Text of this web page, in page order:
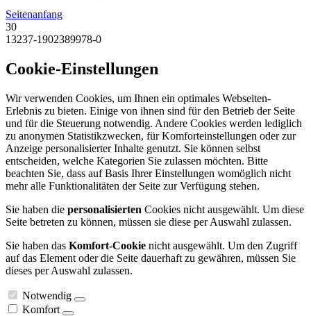
Seitenanfang
30
13237-1902389978-0
Cookie-Einstellungen
Wir verwenden Cookies, um Ihnen ein optimales Webseiten-
Erlebnis zu bieten. Einige von ihnen sind für den Betrieb der Seite
und für die Steuerung notwendig. Andere Cookies werden lediglich
zu anonymen Statistikzwecken, für Komforteinstellungen oder zur
Anzeige personalisierter Inhalte genutzt. Sie können selbst
entscheiden, welche Kategorien Sie zulassen möchten. Bitte
beachten Sie, dass auf Basis Ihrer Einstellungen womöglich nicht
mehr alle Funktionalitäten der Seite zur Verfügung stehen.
Sie haben die personalisierten Cookies nicht ausgewählt. Um diese
Seite betreten zu können, müssen sie diese per Auswahl zulassen.
Sie haben das Komfort-Cookie nicht ausgewählt. Um den Zugriff
auf das Element oder die Seite dauerhaft zu gewähren, müssen Sie
dieses per Auswahl zulassen.
Notwendig
Komfort